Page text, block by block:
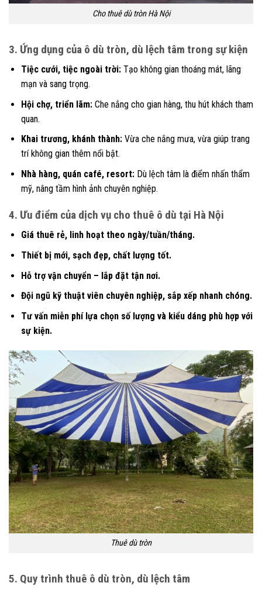
Cho thuê dù tròn Hà Nội
3. Ứng dụng của ô dù tròn, dù lệch tâm trong sự kiện
Tiệc cưới, tiệc ngoài trời:Tạo không gian thoáng mát, lãng
mạn và sang trọng.
Hội chợ, triển lãm:Che nắng cho gian hàng, thu hút khách tham
quan.
Khai trương, khánh thành:Vừa che nắng mưa, vừa giúp trang
trí không gian thêm nổi bật.
Nhà hàng, quán café, resort:Dù lệch tâm là điểm nhấn thẩm
mỹ, nâng tầm hình ảnh chuyên nghiệp.
4. Ưu điểm của dịch vụ cho thuê ô dù tại Hà Nội
Giá thuê rẻ, linh hoạt theo ngày/tuần/tháng.
Thiết bị mới, sạch đẹp, chất lượng tốt.
Hỗ trợ vận chuyển – lắp đặt tận nơi.
Đội ngũ kỹ thuật viên chuyên nghiệp, sắp xếp nhanh chóng.
Tư vấn miễn phí lựa chọn số lượng và kiểu dáng phù hợp với
sự kiện.
Thuê dù tròn
5. Quy trình thuê ô dù tròn, dù lệch tâm